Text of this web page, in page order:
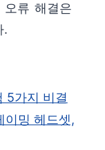
류 해결은
.
5가지 비결
이밍 헤드셋,